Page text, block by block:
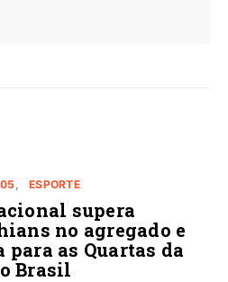
ESPORTE
supera
no agregado e
para as Quartas da
Brasil